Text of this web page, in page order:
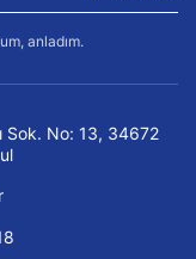
anladım.
Sok. No: 13, 34672